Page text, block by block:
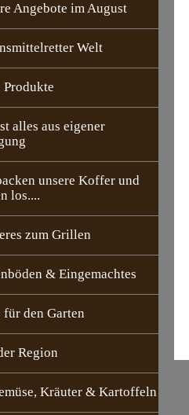
Angebote im August
Welt
Produkte
alles aus eigener
unsere Koffer und
los....
zum Grillen
& Eingemachtes
den Garten
Region
Kräuter & Kartoffeln